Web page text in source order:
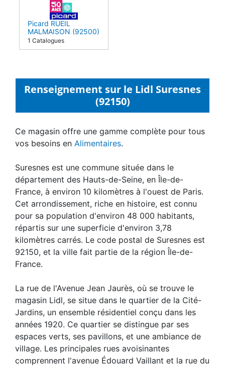
Picard RUEIL
MALMAISON (92500)
1 Catalogues
Renseignement sur le Lidl Suresnes
(92150)
Ce magasin offre une gamme complète pour tous
vos besoins en Alimentaires.
Suresnes est une commune située dans le
département des Hauts-de-Seine, en Île-de-
France, à environ 10 kilomètres à l'ouest de Paris.
Cet arrondissement, riche en histoire, est connu
pour sa population d'environ 48 000 habitants,
répartis sur une superficie d'environ 3,78
kilomètres carrés. Le code postal de Suresnes est
92150, et la ville fait partie de la région Île-de-
France.
La rue de l'Avenue Jean Jaurès, où se trouve le
magasin Lidl, se situe dans le quartier de la Cité-
Jardins, un ensemble résidentiel conçu dans les
années 1920. Ce quartier se distingue par ses
espaces verts, ses pavillons, et une ambiance de
village. Les principales rues avoisinantes
comprennent l'avenue Édouard Vaillant et la rue du